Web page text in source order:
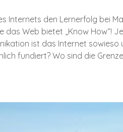
Internets den Lernerfolg bei
das Web bietet „Know How“!
ist das Internet
fundiert? Wo sind die